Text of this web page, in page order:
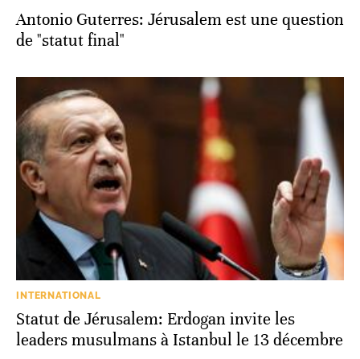
Antonio Guterres: Jérusalem est une question
de "statut final"
INTERNATIONAL
Statut de Jérusalem: Erdogan invite les
leaders musulmans à Istanbul le 13 décembre